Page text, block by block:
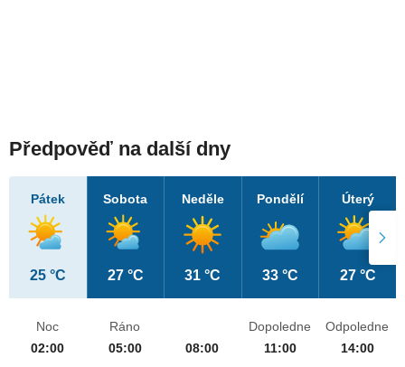
Předpověď na další dny
Pátek
25 °C
Sobota
27 °C
Neděle
31 °C
Pondělí
33 °C
Úterý
27 °C
Noc
02:00
Ráno
05:00
08:00
Dopoledne
11:00
Odpoledne
14:00